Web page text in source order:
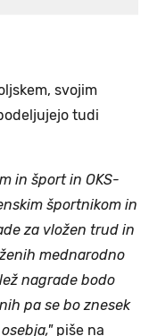
svojim
tudi
in šport in OKS-
športnikom in
za vložen trud in
mednarodno
nagrade bodo
pa se bo znesek
piše na